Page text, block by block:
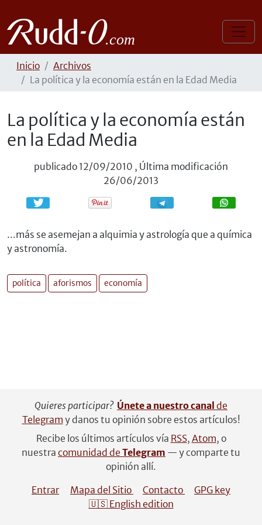
Inicio
Archivos
La política y la economía están en la Edad Media
La política y la economía están
en la Edad Media
publicado 12/09/2010 , Última modificación
26/06/2013
Compartir Compartir
...más se asemejan a alquimia y astrología que a química
y astronomía.
política aforismos economía
Quieres participar? Únete a nuestro canal de
Telegram y danos tu opinión sobre estos artículos!
Recibe los últimos artículos vía RSS, Atom, o
nuestra comunidad de Telegram — y comparte tu
opinión allí.
Entrar
Mapa del Sitio Contacto
GPG key
🇺🇸 English edition